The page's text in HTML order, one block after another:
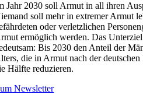
Jahr 2030 soll Armut in all ihren
soll mehr in extremer Armut
oder verletzlichen
ermöglich werden. Das
Bis 2030 den Anteil der
die in Armut nach der
Hälfte reduzieren.
Newsletter